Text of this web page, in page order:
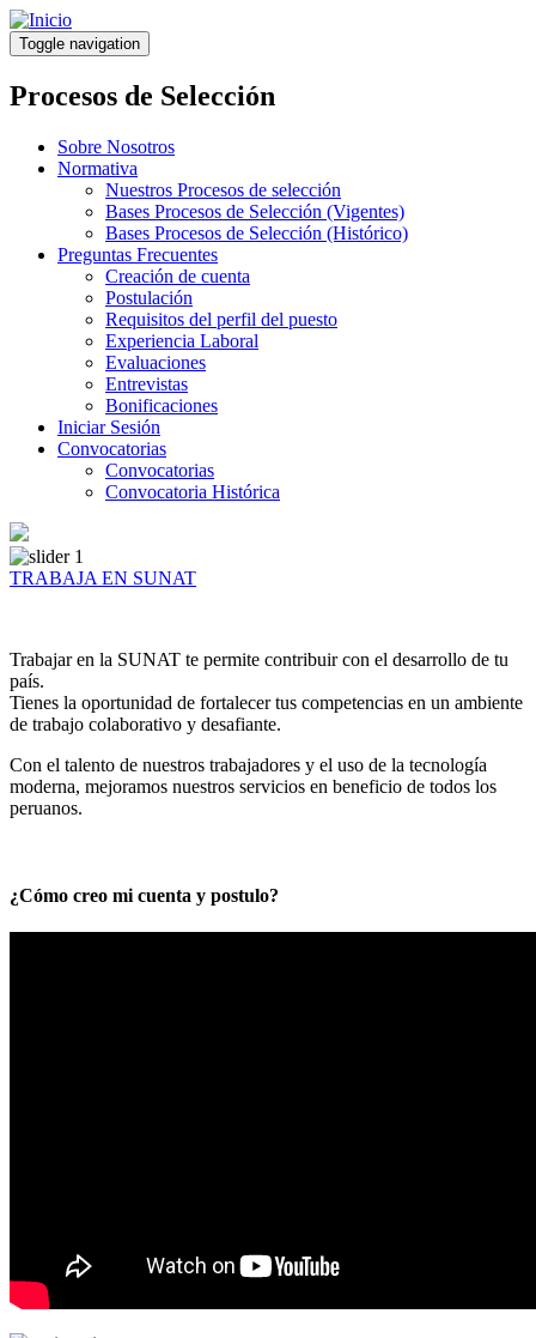
Pasar
al
contenido
principal
Toggle navigation
Procesos de Selección
Sobre Nosotros
Normativa
Nuestros Procesos de selección
Bases Procesos de Selección (Vigentes)
Bases Procesos de Selección (Histórico)
Preguntas Frecuentes
Creación de cuenta
Postulación
Requisitos del perfil del puesto
Experiencia Laboral
Evaluaciones
Entrevistas
Bonificaciones
Iniciar Sesión
Convocatorias
Convocatorias
Convocatoria Histórica
TRABAJA EN SUNAT
Trabajar en la SUNAT te permite contribuir con el desarrollo de tu
país.
Tienes la oportunidad de fortalecer tus competencias en un ambiente
de trabajo colaborativo y desafiante.
Con el talento de nuestros trabajadores y el uso de la tecnología
moderna, mejoramos nuestros servicios en beneficio de todos los
peruanos.
¿Cómo creo mi cuenta y postulo?